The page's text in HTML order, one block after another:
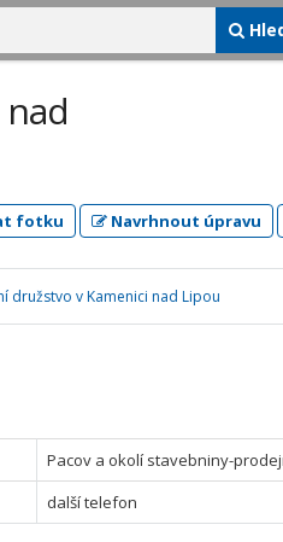
fotku Navrhnout úpravu
družstvo v Kamenici nad Lipou
Pacov a okolí stavebniny-
další telefon